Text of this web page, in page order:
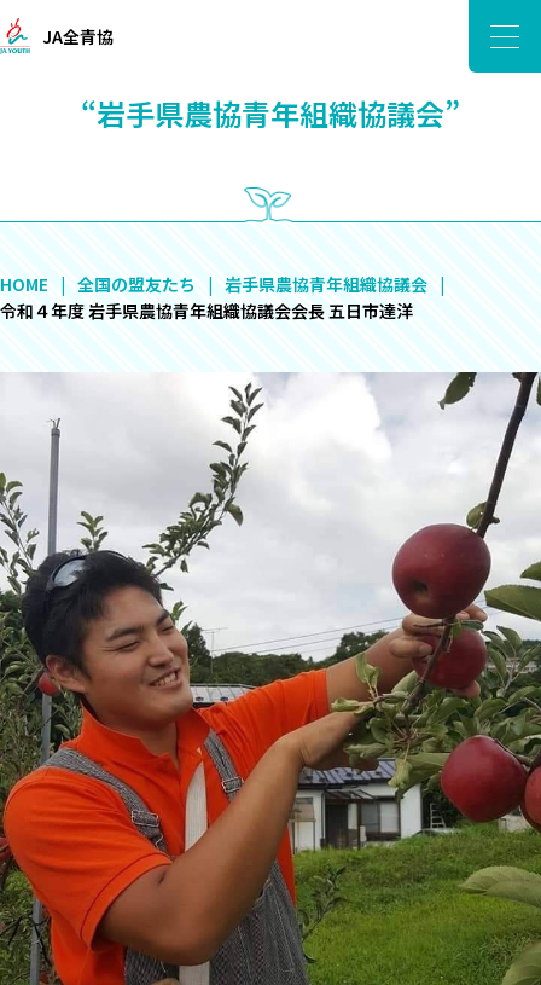
JA全青協
“岩手県農協青年組織協議会”
HOME 全国の盟友たち
岩手県農協青年組織協議会
令和４年度 岩手県農協青年組織協議会会長 五日市達洋